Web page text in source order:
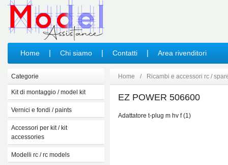
Home | Chi siamo | Contatti | Area rivenditori
Categorie
Kit di montaggio / model kit
Moto
Militare
Aerei
Spaziale
Vernici e fondi / paints
Attrezzature da lavoro
Colori ad olio
Accessori per kit / kit
accessories
Aerografi e compressori
Modelli rc / rc models
Home / Ricambi e accessori rc /
EZ POWER 506600
Adattatore t-plug m hv f (1)